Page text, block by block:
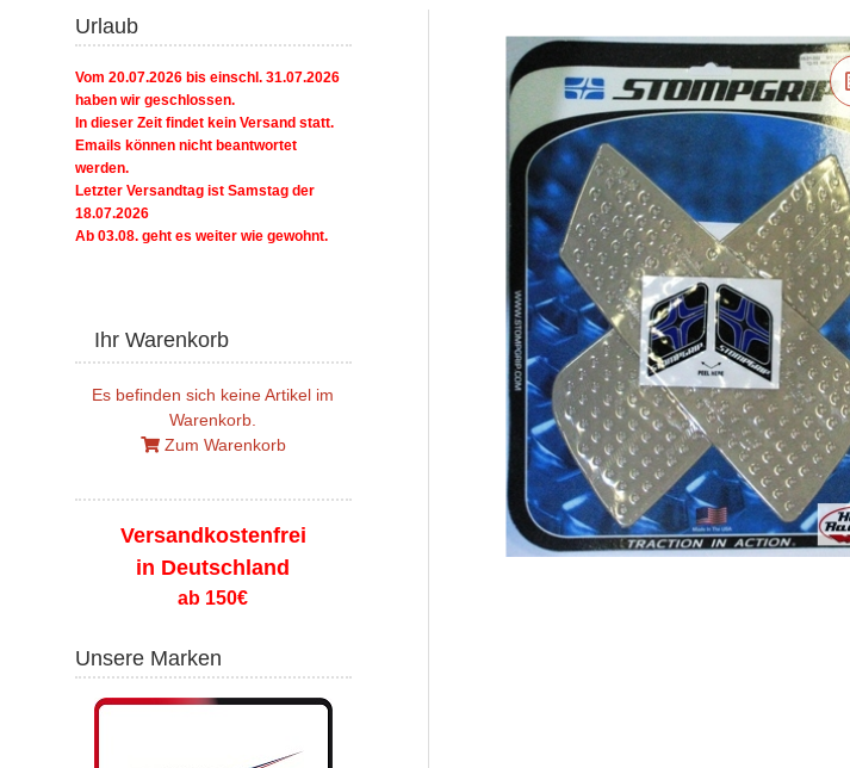
Urlaub
Vom 20.07.2026 bis einschl. 31.07.2026
haben wir geschlossen.
In dieser Zeit findet kein Versand statt.
Emails können nicht beantwortet
werden.
Letzter Versandtag ist Samstag der
18.07.2026
Ab 03.08. geht es weiter wie gewohnt.
Ihr Warenkorb
Es befinden sich keine Artikel im
Warenkorb.
Zum Warenkorb
Versandkostenfrei
in Deutschland
ab 150€
Unsere Marken